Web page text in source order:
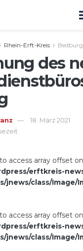
Rhein-Erft-Kreis Bedburg
des
18. März 2021
access array offset
erftkreis-
jnews/class/Image/
access array offset
erftkreis-
jnews/class/Image/